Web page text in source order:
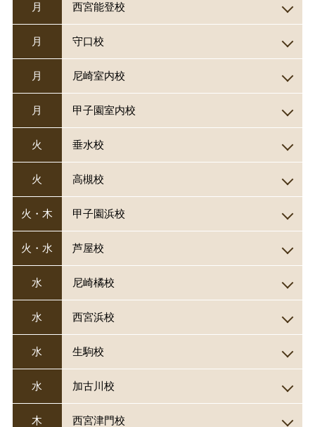
月 西宮能登校
月 守口校
月 尼崎室内校
月 甲子園室内校
火 垂水校
火 高槻校
火・木 甲子園浜校
火・水 芦屋校
水 尼崎橘校
水 西宮浜校
水 生駒校
水 加古川校
木 西宮津門校